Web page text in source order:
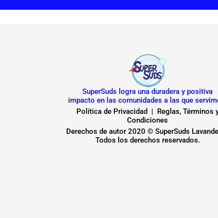
SuperSuds logra una duradera y positiva
impacto en las comunidades a las que
Política de Privacidad | Reglas, Términos
Condiciones
Derechos de autor 2020 © SuperSuds
Todos los derechos reservados.